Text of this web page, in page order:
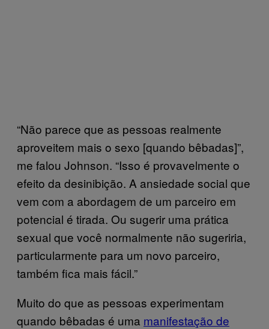
“Não parece que as pessoas realmente
aproveitem mais o sexo [quando bêbadas]”,
me falou Johnson. “Isso é provavelmente o
efeito da desinibição. A ansiedade social que
vem com a abordagem de um parceiro em
potencial é tirada. Ou sugerir uma prática
sexual que você normalmente não sugeriria,
particularmente para um novo parceiro,
também fica mais fácil.”
Muito do que as pessoas experimentam
quando bêbadas é uma manifestação de